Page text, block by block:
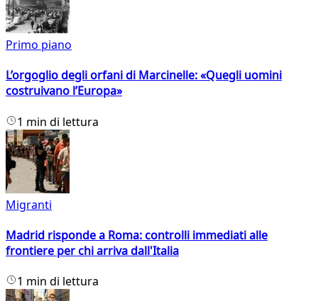
Primo piano
L’orgoglio degli orfani di Marcinelle: «Quegli uomini
costruivano l’Europa»
1 min di lettura
Migranti
Madrid risponde a Roma: controlli immediati alle
frontiere per chi arriva dall'Italia
1 min di lettura